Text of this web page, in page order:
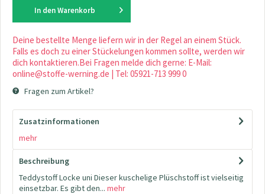
In den Warenkorb
Deine bestellte Menge liefern wir in der Regel an einem Stück.
Falls es doch zu einer Stückelungen kommen sollte, werden wir
dich kontaktieren.Bei Fragen melde dich gerne: E-Mail:
online@stoffe-werning.de | Tel: 05921-713 999 0
Fragen zum Artikel?
Zusatzinformationen
mehr
Beschreibung
Teddystoff Locke uni Dieser kuschelige Plüschstoff ist vielseitig
einsetzbar. Es gibt den... mehr